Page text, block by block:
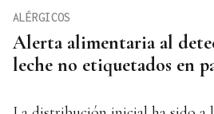
Alerta alimentaria al
leche no etiquetados en
ALÉRGICOS